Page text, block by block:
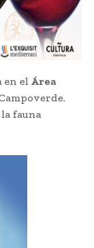
en el Área
fauna